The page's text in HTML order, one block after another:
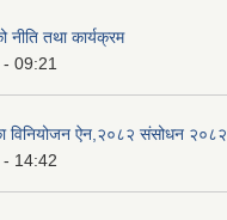
तथा कार्यक्रम
09:21
विनियोजन ऐन,२०८२ संसोधन २०८२
14:42